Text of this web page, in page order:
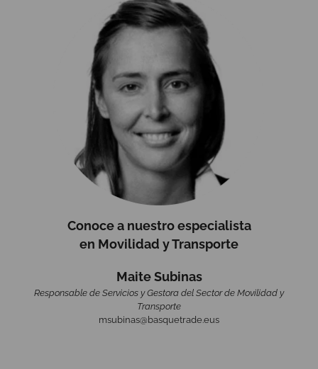
Conoce a nuestro especialista
en Movilidad y Transporte
Maite Subinas
Responsable de Servicios y Gestora del Sector de Movilidad y
Transporte
msubinas@basquetrade.eus